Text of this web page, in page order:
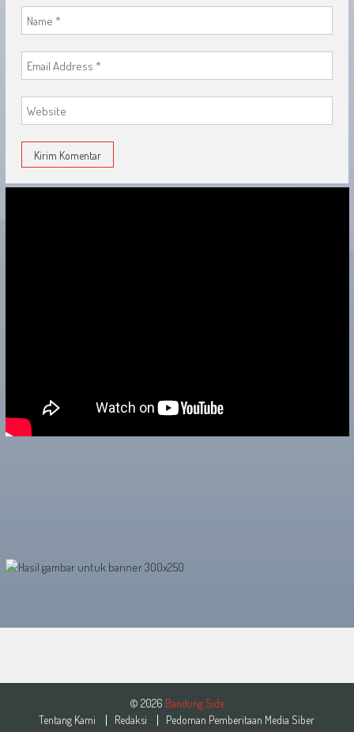
© 2026 Bandung Side
Tentang Kami
Redaksi
Pedoman Pemberitaan Media Siber